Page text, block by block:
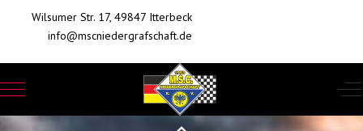
Wilsumer Str. 17, 49847 Itterbeck
info@mscniedergrafschaft.de
Mobile Menu Toggle